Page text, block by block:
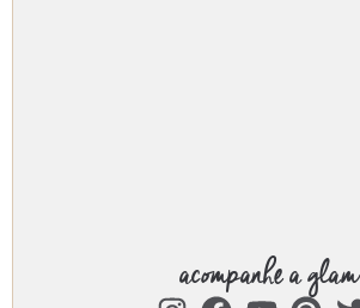
acompanhe a glam